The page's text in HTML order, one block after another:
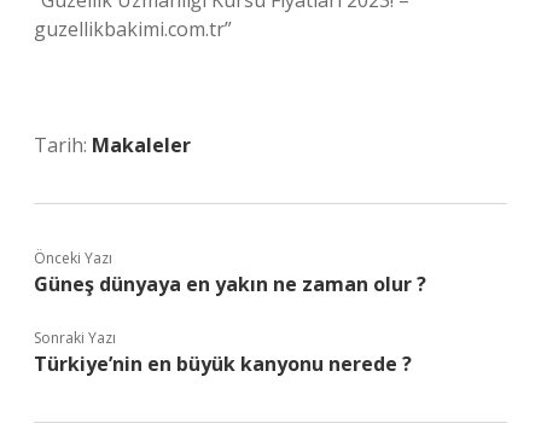
guzellikbakimi.com.tr”
Tarih: Makaleler
Önceki Yazı
Güneş dünyaya en yakın ne zaman olur ?
Sonraki Yazı
Türkiye’nin en büyük kanyonu nerede ?